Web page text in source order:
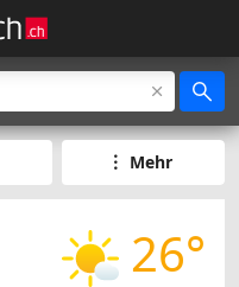
Mehr
26°